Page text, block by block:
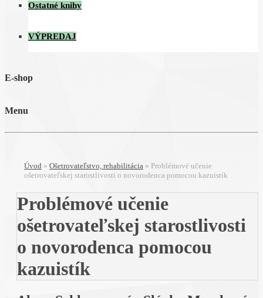
Ostatné knihy
VÝPREDAJ
E-shop
Menu
Úvod » Ošetrovateľstvo, rehabilitácia » Problémové učenie
ošetrovateľskej starostlivosti o novorodenca pomocou kazuistík
Problémové učenie
ošetrovateľskej starostlivosti
o novorodenca pomocou
kazuistík